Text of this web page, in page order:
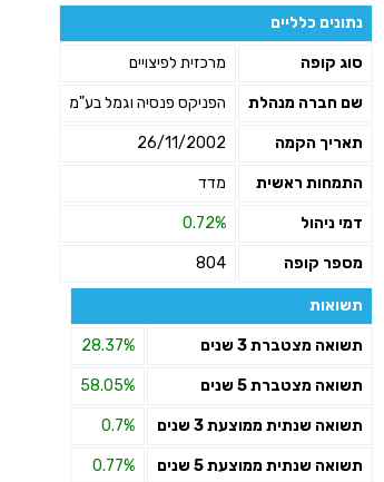
נתונים כלליים
סוג קופה מרכזית לפיצויים
שם חברה מנהלת הפניקס פנסיה וגמל בע"מ
תאריך הקמה 26/11/2002
התמחות ראשית מדד
דמי ניהול 0.72%
מספר קופה 804
תשואות
תשואה מצטברת 3 שנים 28.37%
תשואה מצטברת 5 שנים 58.05%
תשואה שנתית ממוצעת 3 שנים 0.7%
תשואה שנתית ממוצעת 5 שנים 0.77%